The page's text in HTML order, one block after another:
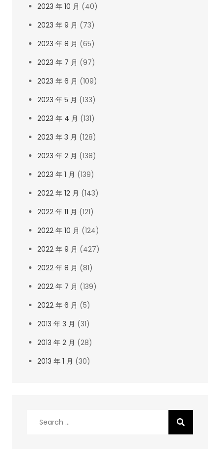
2023 年 10 月 (40)
2023 年 9 月 (73)
2023 年 8 月 (65)
2023 年 7 月 (97)
2023 年 6 月 (109)
2023 年 5 月 (133)
2023 年 4 月 (131)
2023 年 3 月 (128)
2023 年 2 月 (138)
2023 年 1 月 (139)
2022 年 12 月 (143)
2022 年 11 月 (121)
2022 年 10 月 (124)
2022 年 9 月 (427)
2022 年 8 月 (81)
2022 年 7 月 (139)
2022 年 6 月 (5)
2013 年 3 月 (31)
2013 年 2 月 (28)
2013 年 1 月 (30)